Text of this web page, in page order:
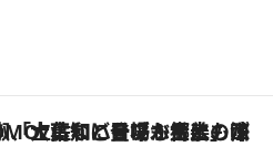
「土佐和ハーブかき氷」がOMO7高知に登場！生姜、山椒、大葉など目にも舌にも涼を呼ぶ郷土の味